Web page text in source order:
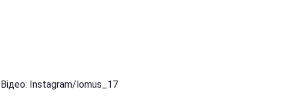
Відео: Instagram/lomus_17